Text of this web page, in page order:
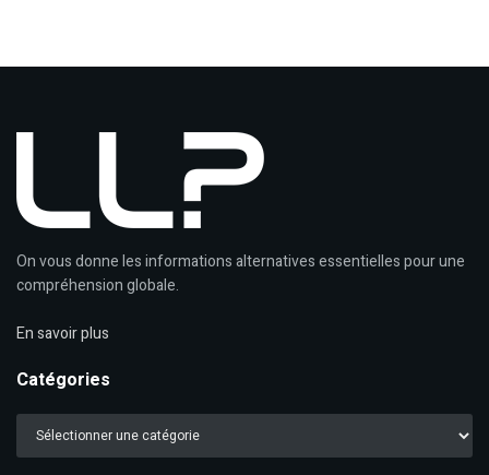
On vous donne les informations alternatives essentielles pour une
compréhension globale.
En savoir plus
Catégories
Catégories